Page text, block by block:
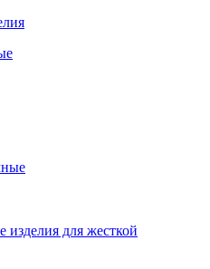
изделия для жесткой